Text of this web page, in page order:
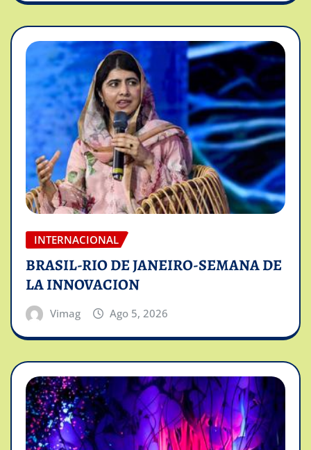
INTERNACIONAL
BRASIL-RIO DE JANEIRO-SEMANA DE
LA INNOVACION
Vimag Ago 5, 2026